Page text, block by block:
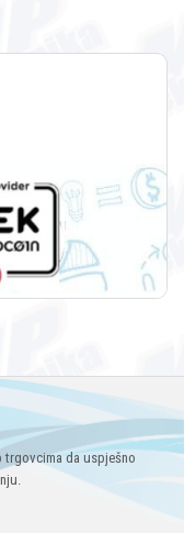
trgovcima da uspješno